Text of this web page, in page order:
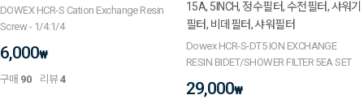
DOWEX HCR-S Cation Exchange Resin
Screw - 1/4:1/4
6,000₩
구매 90 리뷰4
15A, 5INCH, 정수필터, 수전필터, 샤워기
필터, 비데필터, 샤워필터
Dowex HCR-S-DT5 ION EXCHANGE
RESIN BIDET/SHOWER FILTER 5EA SET
29,000₩